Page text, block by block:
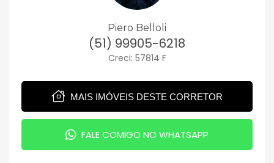
Piero Belloli
(51) 99905-6218
Creci: 57814 F
MAIS IMÓVEIS DESTE CORRETOR
FALE COMIGO NO WHATSAPP